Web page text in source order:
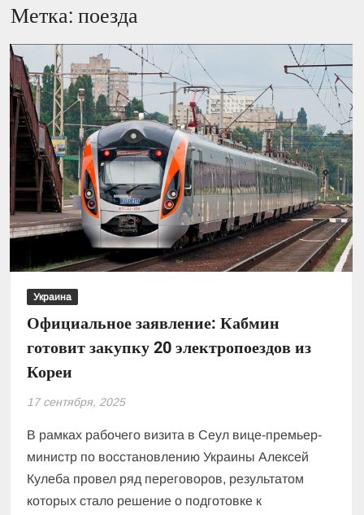
Метка:поезда
Украина
Официальное заявление: Кабмин
готовит закупку 20 электропоездов из
Кореи
17 сентября, 2025
В рамках рабочего визита в Сеул вице-премьер-
министр по восстановлению Украины Алексей
Кулеба провел ряд переговоров, результатом
которых стало решение о подготовке к